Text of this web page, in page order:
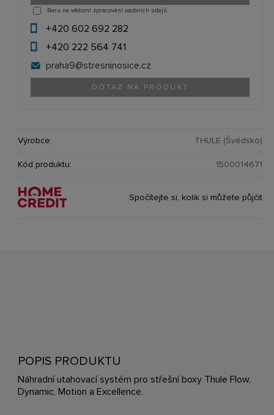
Beru na vědomí zpracování osobních údajů.
+420 602 692 282
+420 222 564 741
praha9@stresninosice.cz
DOTAZ NA PRODUKT
Výrobce: THULE (Švédsko)
Kód produktu: 1500014671
Spočítejte si, kolik si můžete půjčit
POPIS PRODUKTU
Náhradní utahovací systém pro střešní boxy Thule Flow,
Dynamic, Motion a Excellence.